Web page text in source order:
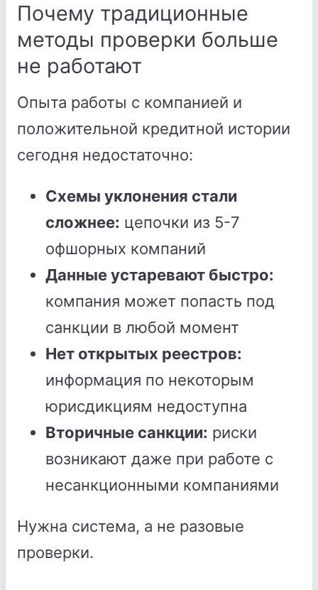
Почему традиционные
методы проверки больше
не работают
Опыта работы с компанией и
положительной кредитной истории
сегодня недостаточно:
Схемы уклонения стали
сложнее: цепочки из 5-7
офшорных компаний
Данные устаревают быстро:
компания может попасть под
санкции в любой момент
Нет открытых реестров:
информация по некоторым
юрисдикциям недоступна
Вторичные санкции: риски
возникают даже при работе с
несанкционными компаниями
Нужна система, а не разовые
проверки.